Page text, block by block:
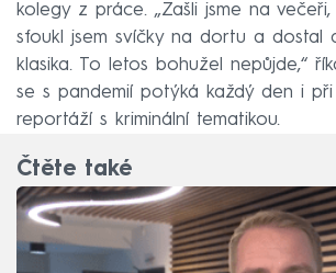
kolegy z práce. „Zašli jsme na
sfoukl jsem svíčky na dortu a dostal
klasika. To letos bohužel nepůjde,“
se s pandemií potýká každý den i
reportáží s kriminální tematikou.
Čtěte také